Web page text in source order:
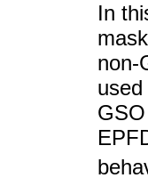
In
non-